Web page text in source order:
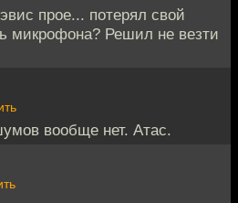
прое... потерял свой
микрофона? Решил не везти
вообще нет. Атас.